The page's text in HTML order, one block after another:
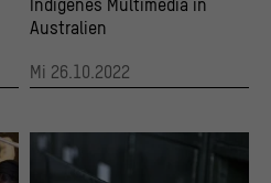
Indigenes Multimedia in
Australien
Mi 26.10.2022
Impressum